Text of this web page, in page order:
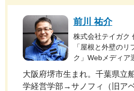
前川 祐介
株式会社テイガク
「屋根と外壁の
ク」Webメディア
大阪府堺市生まれ。千葉県立
学経営学部→サノフィ（旧ア